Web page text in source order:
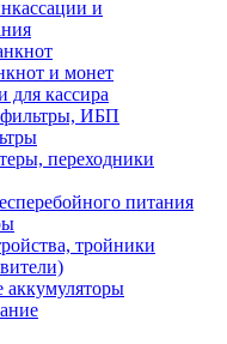
и
и монет
для кассира
фильтры, ИБП
переходники
питания
тройники
аккумуляторы